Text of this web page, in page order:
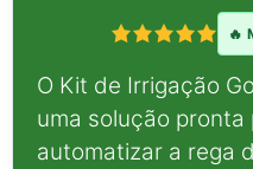
🔥
O Kit de Irrigação
uma solução pronta
automatizar a rega